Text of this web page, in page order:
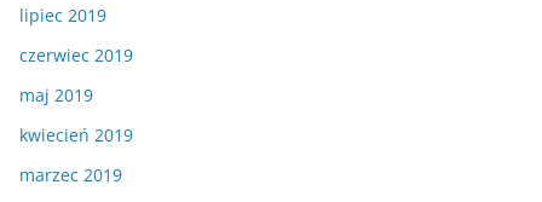
lipiec 2019
czerwiec 2019
maj 2019
kwiecień 2019
marzec 2019